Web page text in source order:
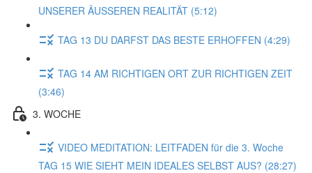
UNSERER ÄUSSEREN REALITÄT (5:12)
TAG 13 DU DARFST DAS BESTE ERHOFFEN (4:29)
TAG 14 AM RICHTIGEN ORT ZUR RICHTIGEN ZEIT
(3:46)
3. WOCHE
VIDEO MEDITATION: LEITFADEN für die 3. Woche
TAG 15 WIE SIEHT MEIN IDEALES SELBST AUS? (28:27)